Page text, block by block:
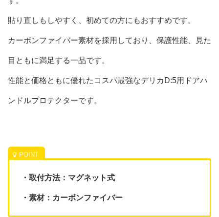
貼り直しもしやすく、初めての方にもおすすめです。
カーボンファイバー素材を採用しており、保護性能、見た
目ともに満足する一品です。
性能と価格ともに優れたコスパ最強なデリカD:5用ドアハ
ンドルプロテクターです。
・取付方法：マグネット式
・素材：カーボンファイバー